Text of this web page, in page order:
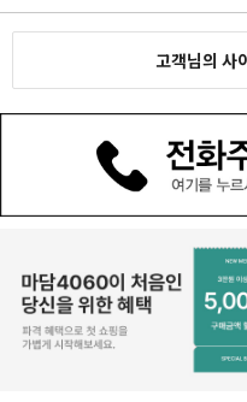
고객님의 사